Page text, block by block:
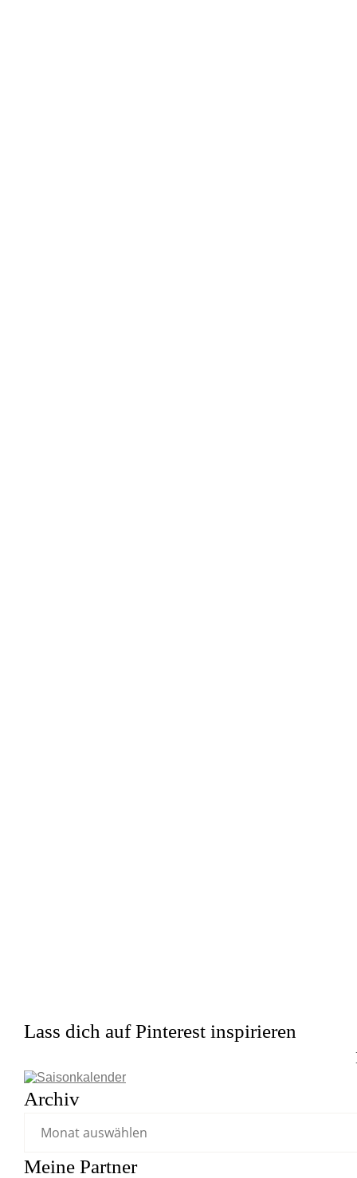
Lass dich auf Pinterest inspirieren
Archiv
Meine Partner